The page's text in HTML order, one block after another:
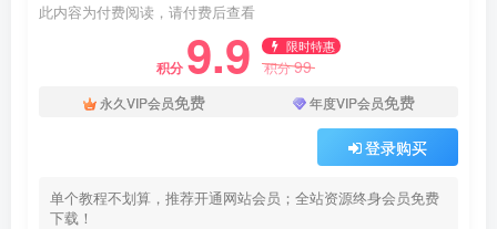
此内容为付费阅读，请付费后查看
积分 9.9 限时特惠
积分99
永久VIP会员免费 年度VIP会员免费
登录购买
单个教程不划算，推荐开通网站会员；全站资源终身会员免费
下载！